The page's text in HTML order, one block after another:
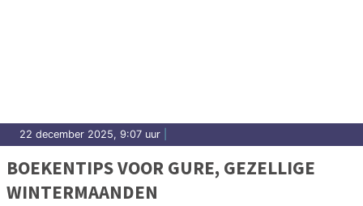
22 december 2025, 9:07 uur
BOEKENTIPS VOOR GURE, GEZELLIGE
WINTERMAANDEN